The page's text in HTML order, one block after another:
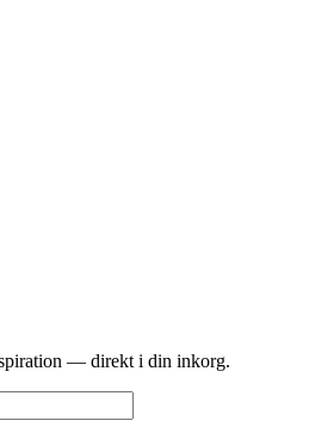
— direkt i din inkorg.